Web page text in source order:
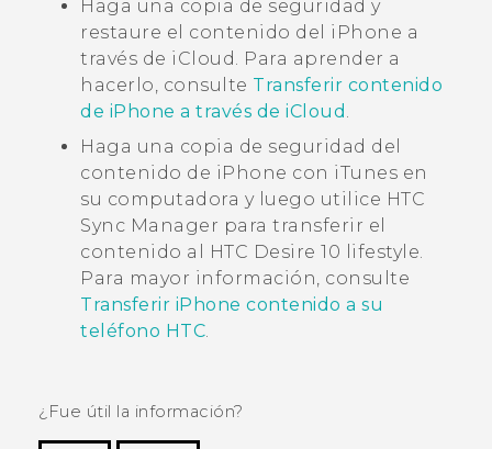
Haga una copia de seguridad y
restaure el contenido del
iPhone a
través de iCloud. Para aprender a
hacerlo, consulte Transferir contenido
de iPhone a través de iCloud .
Haga una copia de seguridad del
contenido de iPhone con iTunes en
su computadora y luego utilice HTC
Sync Manager para transferir el
contenido al
HTC Desire 10 lifestyle.
Para mayor información, consulte
Transferir iPhone contenido a su
teléfono HTC.
¿Fue útil la información?